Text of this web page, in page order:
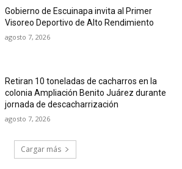
Gobierno de Escuinapa invita al Primer
Visoreo Deportivo de Alto Rendimiento
agosto 7, 2026
Retiran 10 toneladas de cacharros en la
colonia Ampliación Benito Juárez durante
jornada de descacharrización
agosto 7, 2026
Cargar más